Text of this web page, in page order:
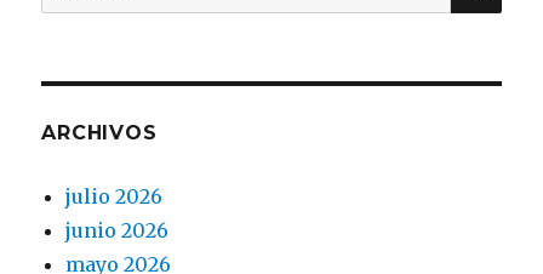
por:
ARCHIVOS
julio 2026
junio 2026
mayo 2026